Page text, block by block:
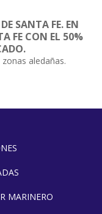
SANTA FE. EN
FE CON EL 50%
aledañas.
MARINERO